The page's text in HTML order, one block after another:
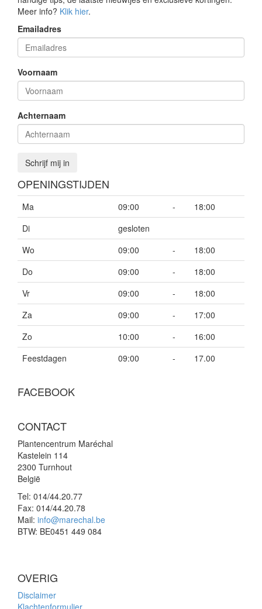
Meer info? Klik hier.
Emailadres
Voornaam
Achternaam
Schrijf mij in
OPENINGSTIJDEN
Ma 09:00 -
18:00
Di
gesloten
Wo
09:00 -
18:00
Do
09:00 -
18:00
Vr
09:00 -
18:00
Za
09:00 -
17:00
Zo
10:00 -
16:00
Feestdagen
09:00 - 17.00
FACEBOOK
CONTACT
Plantencentrum Maréchal
Kastelein 114
2300 Turnhout
België
Tel: 014/44.20.77
Fax: 014/44.20.78
Mail: info@marechal.be
BTW: BE0451 449 084
OVERIG
Disclaimer
Klachtenformulier